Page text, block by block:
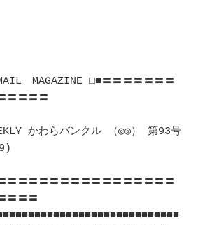
　MAGAZINE □■〓〓〓〓〓〓〓
〓〓〓〓
かわらバンクル （◎◎） 第93号
〓〓〓〓〓〓〓〓〓〓〓〓〓〓〓〓
〓〓〓